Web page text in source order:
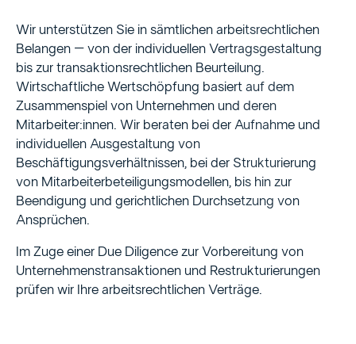
Wir unterstützen Sie in sämtlichen arbeitsrechtlichen
Belangen – von der individuellen Vertragsgestaltung
bis zur transaktionsrechtlichen Beurteilung.
Wirtschaftliche Wertschöpfung basiert auf dem
Zusammenspiel von Unternehmen und deren
Mitarbeiter:innen. Wir beraten bei der Aufnahme und
individuellen Ausgestaltung von
Beschäftigungsverhältnissen, bei der Strukturierung
von Mitarbeiterbeteiligungsmodellen, bis hin zur
Beendigung und gerichtlichen Durchsetzung von
Ansprüchen.
Im Zuge einer Due Diligence zur Vorbereitung von
Unternehmenstransaktionen und Restrukturierungen
prüfen wir Ihre arbeitsrechtlichen Verträge.